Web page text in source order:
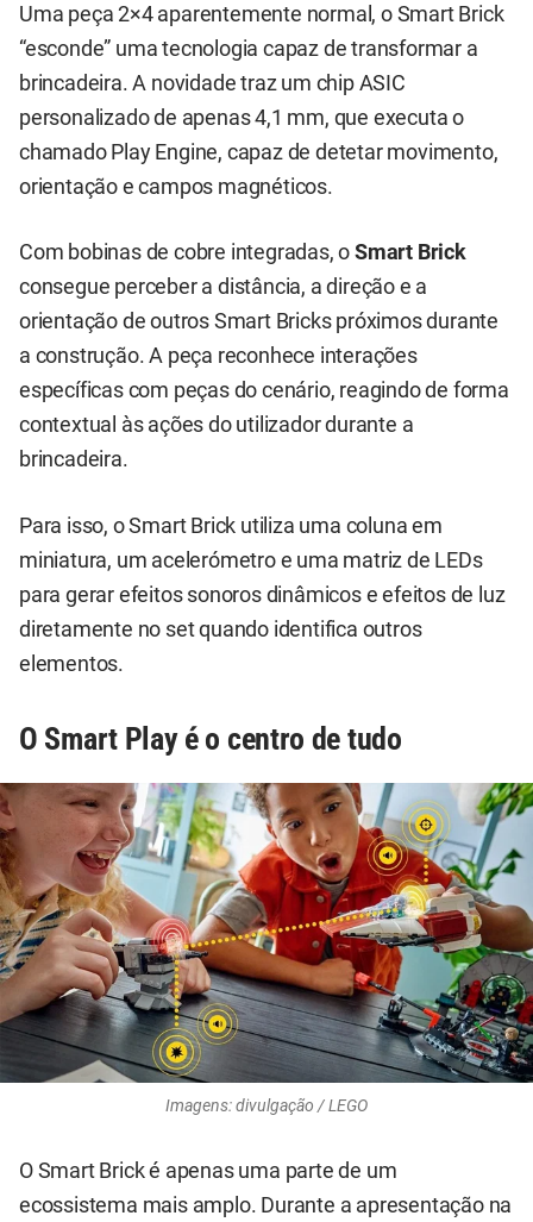
Uma peça 2×4 aparentemente normal, o Smart Brick
“esconde” uma tecnologia capaz de transformar a
brincadeira. A novidade traz um chip ASIC
personalizado de apenas 4,1 mm, que executa o
chamado Play Engine, capaz de detetar movimento,
orientação e campos magnéticos.
Com bobinas de cobre integradas, o Smart Brick
consegue perceber a distância, a direção e a
orientação de outros Smart Bricks próximos durante
a construção. A peça reconhece interações
específicas com peças do cenário, reagindo de forma
contextual às ações do utilizador durante a
brincadeira.
Para isso, o Smart Brick utiliza uma coluna em
miniatura, um acelerómetro e uma matriz de LEDs
para gerar efeitos sonoros dinâmicos e efeitos de luz
diretamente no set quando identifica outros
elementos.
O Smart Play é o centro de tudo
Imagens: divulgação / LEGO
O Smart Brick é apenas uma parte de um
ecossistema mais amplo. Durante a apresentação na